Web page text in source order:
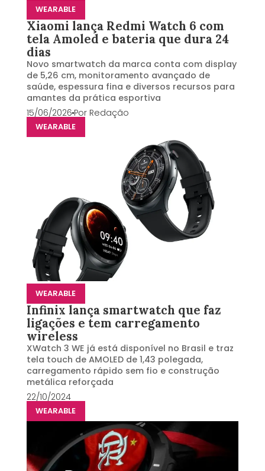
WEARABLE
Xiaomi lança Redmi Watch 6 com
tela Amoled e bateria que dura 24
dias
Novo smartwatch da marca conta com display
de 5,26 cm, monitoramento avançado de
saúde, espessura fina e diversos recursos para
amantes da prática esportiva
15/06/2026Por Redação
WEARABLE
WEARABLE
Infinix lança smartwatch que faz
ligações e tem carregamento
wireless
XWatch 3 WE já está disponível no Brasil e traz
tela touch de AMOLED de 1,43 polegada,
carregamento rápido sem fio e construção
metálica reforçada
22/10/2024
WEARABLE